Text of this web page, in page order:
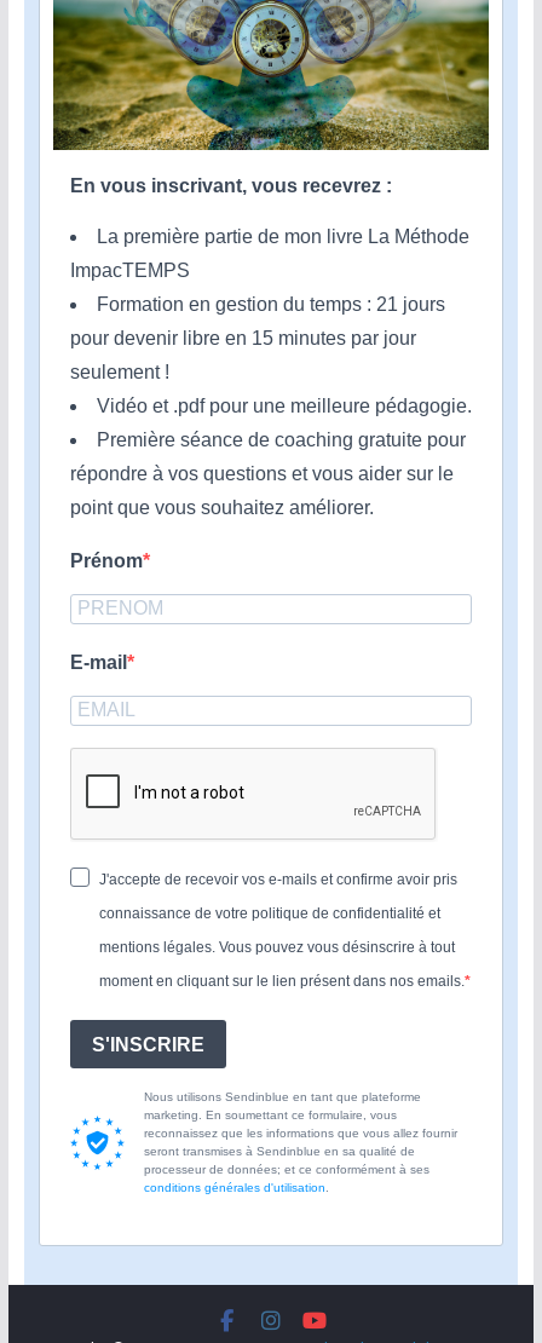
En vous inscrivant, vous recevrez :
La première partie de mon livre La Méthode
ImpacTEMPS
Formation en gestion du temps : 21 jours
pour devenir libre en 15 minutes par jour
seulement !
Vidéo et .pdf pour une meilleure pédagogie.
Première séance de coaching gratuite pour
répondre à vos questions et vous aider sur le
point que vous souhaitez améliorer.
Prénom
E-mail
J'accepte de recevoir vos e-mails et confirme avoir pris
connaissance de votre politique de confidentialité et
mentions légales. Vous pouvez vous désinscrire à tout
moment en cliquant sur le lien présent dans nos emails.
S'INSCRIRE
Nous utilisons Sendinblue en tant que plateforme
marketing. En soumettant ce formulaire, vous
reconnaissez que les informations que vous allez fournir
seront transmises à Sendinblue en sa qualité de
processeur de données; et ce conformément à ses
conditions générales d'utilisation